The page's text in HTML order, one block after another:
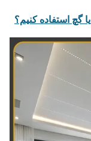
استفاده کنیم؟